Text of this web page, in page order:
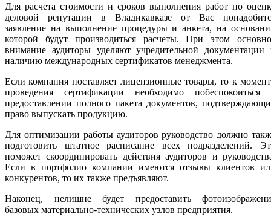
Для расчета стоимости и сроков выполнения работ по
деловой репутации в Владикавказе от Вас
заявление на выполнение процедуры и анкета, на
которой будут производиться расчеты. При этом
внимание аудиторы уделяют учредительной документации
наличию международных сертификатов менеджмента.
Если компания поставляет лицензионные товары, то к
проведения сертификации необходимо побеспокоиться
предоставлении полного пакета документов,
право выпускать продукцию.
Для оптимизации работы аудиторов руководство должно
подготовить штатное расписание всех подразделений.
поможет скоординировать действия аудиторов и
Если в портфолио компании имеются отзывы клиентов
конкурентов, то их также предъявляют.
Наконец, нелишне будет предоставить
базовых материально-технических узлов предприятия.